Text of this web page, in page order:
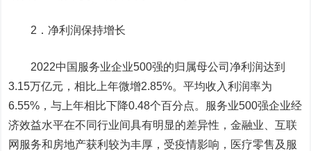
2．净利润保持增长
2022中国服务业企业500强的归属母公司净利润达到
3.15万亿元，相比上年微增2.85%。平均收入利润率为
6.55%，与上年相比下降0.48个百分点。服务业500强企业经
济效益水平在不同行业间具有明显的差异性，金融业、互联
网服务和房地产获利较为丰厚，受疫情影响，医疗零售及服